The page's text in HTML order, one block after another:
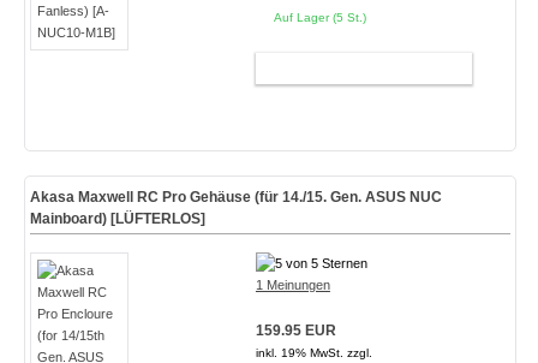
Auf Lager (5 St.)
Akasa Maxwell RC Pro Gehäuse (für 14./15. Gen. ASUS NUC
Mainboard) [LÜFTERLOS]
1 Meinungen
159.95 EUR
inkl. 19% MwSt. zzgl.